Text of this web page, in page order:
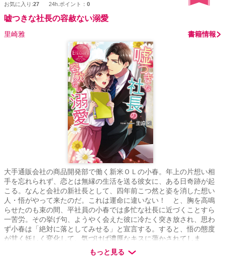
お気に入り:27 24h.ポイント： 0
嘘つきな社長の容赦ない溺愛
里崎雅 書籍情報
大手通販会社の商品開発部で働く新米ＯＬの小春。年上の片想い相
手を忘れられず、恋とは無縁の生活を送る彼女に、ある日奇跡が起
こる。なんと会社の新社長として、四年前こつ然と姿を消した想い
人・悟がやって来たのだ。これは運命に違いない！ と、胸を高鳴
らせたのも束の間、平社員の小春では多忙な社長に近づくことすら
一苦労。その挙げ句、ようやく会えた彼に冷たく突き放され、思わ
ず小春は「絶対に落としてみせる」と宣言する。すると、悟の態度
が甘く妖しく変化して、気づけば濃厚なキスに蕩かされてしま
い……。真意を隠した大人の恋の駆け引きに、手も足も出ない！
嘘つきな彼と一途な彼女のとろ甘オフィスラブ。
もっと見る